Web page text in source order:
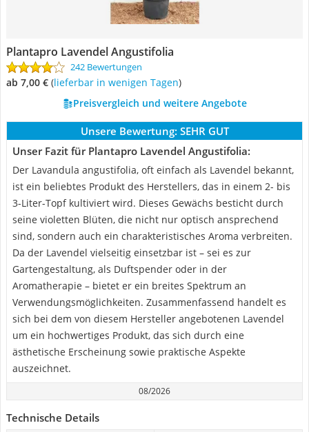
Plantapro Lavendel Angustifolia
242 Bewertungen
ab 7,00 € ( Lieferbar in wenigen Tagen)
Preisvergleich und weitere Angebote
Unsere Bewertung: SEHR GUT
Unser Fazit für Plantapro Lavendel Angustifolia:
Der Lavandula angustifolia, oft einfach als Lavendel bekannt,
ist ein beliebtes Produkt des Herstellers, das in einem 2- bis
3-Liter-Topf kultiviert wird. Dieses Gewächs besticht durch
seine violetten Blüten, die nicht nur optisch ansprechend
sind, sondern auch ein charakteristisches Aroma verbreiten.
Da der Lavendel vielseitig einsetzbar ist – sei es zur
Gartengestaltung, als Duftspender oder in der
Aromatherapie – bietet er ein breites Spektrum an
Verwendungsmöglichkeiten. Zusammenfassend handelt es
sich bei dem von diesem Hersteller angebotenen Lavendel
um ein hochwertiges Produkt, das sich durch eine
ästhetische Erscheinung sowie praktische Aspekte
auszeichnet.
08/2026
Technische Details